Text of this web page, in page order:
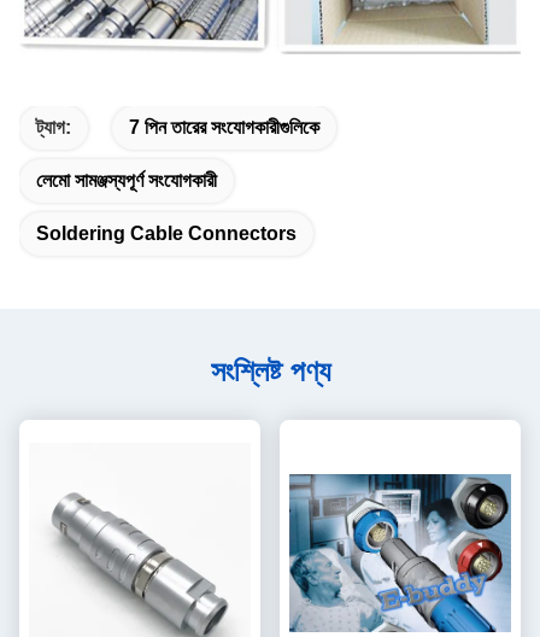
ট্যাগ: 7 পিন তারের সংযোগকারীগুলিকে
লেমো সামঞ্জস্যপূর্ণ সংযোগকারী
Soldering Cable Connectors
সংশ্লিষ্ট পণ্য